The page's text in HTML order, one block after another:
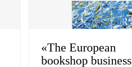
«The European
bookshop business